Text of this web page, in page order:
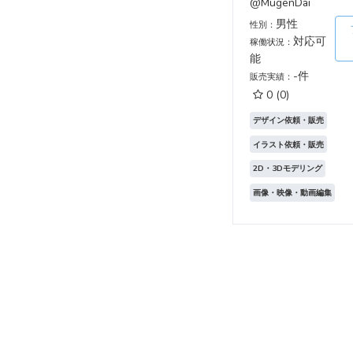
性別： 男性
稼働状況： 対応可
能
販売実績： -件
0 (0)
デザイン依頼・販売
イラスト依頼・販売
2D・3Dモデリング
画像・映像・動画編集